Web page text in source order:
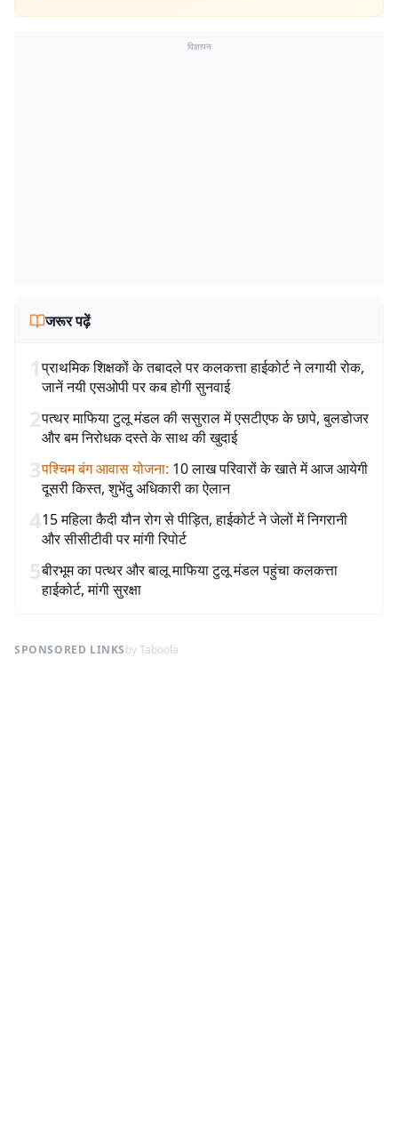
विज्ञापन
जरूर पढ़ें
1प्राथमिक शिक्षकों के तबादले पर कलकत्ता हाईकोर्ट ने लगायी रोक,
जानें नयी एसओपी पर कब होगी सुनवाई
2पत्थर माफिया टुलू मंडल की ससुराल में एसटीएफ के छापे, बुलडोजर
और बम निरोधक दस्ते के साथ की खुदाई
3पश्चिम बंग आवास योजना: 10 लाख परिवारों के खाते में आज आयेगी
दूसरी किस्त, शुभेंदु अधिकारी का ऐलान
415 महिला कैदी यौन रोग से पीड़ित, हाईकोर्ट ने जेलों में निगरानी
और सीसीटीवी पर मांगी रिपोर्ट
5बीरभूम का पत्थर और बालू माफिया टुलू मंडल पहुंचा कलकत्ता
हाईकोर्ट, मांगी सुरक्षा
SPONSORED LINKSby Taboola